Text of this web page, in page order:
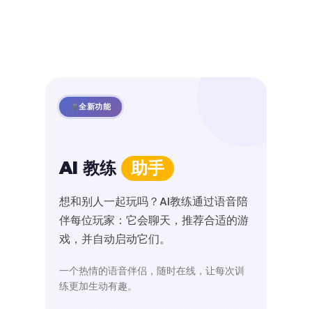
全新功能
AI 教练 助手
想和别人一起玩吗？AI教练通过语音陪
伴每位玩家：它会聊天，推荐合适的游
戏，并自动启动它们。
一个热情的语音伴侣，随时在线，让每次训
练更加生动有趣。